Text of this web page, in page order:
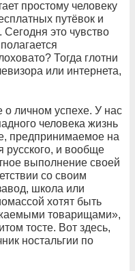
простому человеку
путёвок и
это чувство
Тогда глотни
или интернета,
о личном успехе. У нас
человека жизнь
предпринимаемое на
русского, и вообще
выполнение своей
со своим
школа или
хотят быть
товарищами»,
тосте. Вот здесь,
ностальгии по